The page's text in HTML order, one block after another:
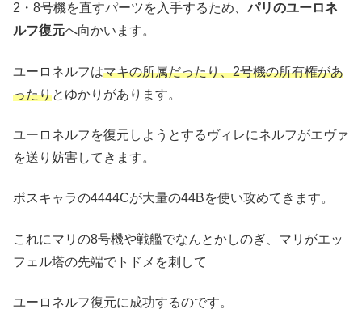
2・8号機を直すパーツを入手するため、パリのユーロネ
ルフ復元へ向かいます。
ユーロネルフはマキの所属だったり、2号機の所有権があ
ったりとゆかりがあります。
ユーロネルフを復元しようとするヴィレにネルフがエヴァ
を送り妨害してきます。
ボスキャラの4444Cが大量の44Bを使い攻めてきます。
これにマリの8号機や戦艦でなんとかしのぎ、マリがエッ
フェル塔の先端でトドメを刺して
ユーロネルフ復元に成功するのです。